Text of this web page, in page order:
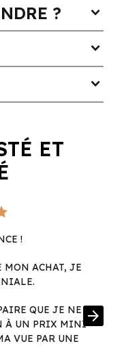
? expand_more
expand_more
expand_more
ET
!
ACHAT, JE
QUE JE NE
UN PRIX MINI
VUE PAR UNE
arrow_forward